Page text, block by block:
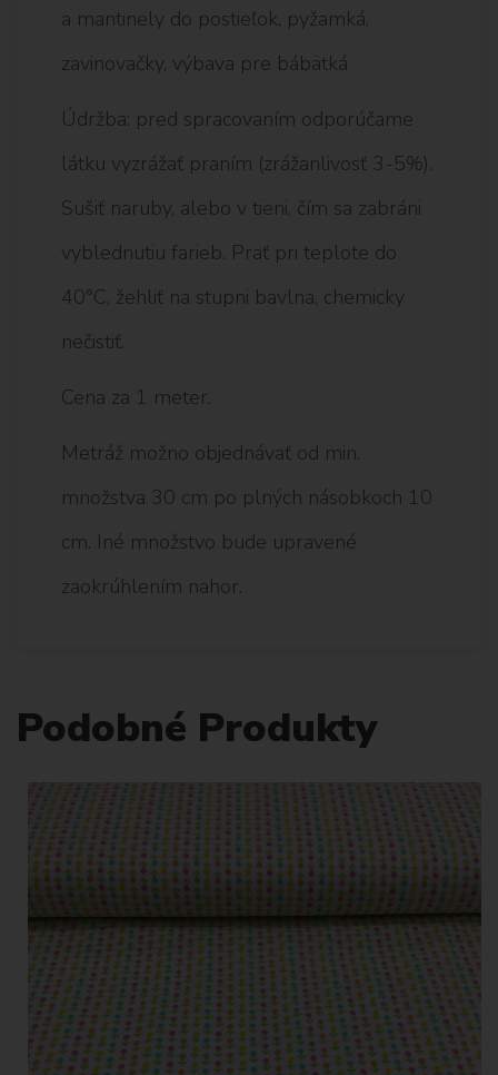
a mantinely do postieľok, pyžamká,
zavinovačky, výbava pre bábätká
Údržba: pred spracovaním odporúčame
látku vyzrážať praním (zrážanlivosť 3-5%).
Sušiť naruby, alebo v tieni, čím sa zabráni
vyblednutiu farieb. Prať pri teplote do
40°C, žehliť na stupni bavlna, chemicky
nečistiť.
Cena za 1 meter.
Metráž možno objednávať od min.
množstva 30 cm po plných násobkoch 10
cm. Iné množstvo bude upravené
zaokrúhlením nahor.
Podobné Produkty